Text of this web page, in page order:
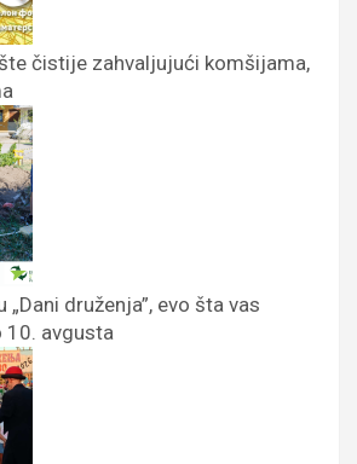
čistije zahvaljujući komšijama,
„Dani druženja”, evo šta vas
10. avgusta